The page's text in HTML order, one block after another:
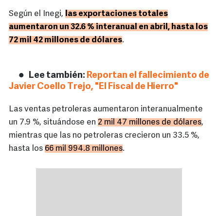
Según el Inegi, las exportaciones totales
aumentaron un 32.6 % interanual en abril, hasta los
72 mil 42 millones de dólares.
Lee también: Reportan el fallecimiento de
Javier Coello Trejo, "El Fiscal de Hierro"
Las ventas petroleras aumentaron interanualmente
un 7.9 %, situándose en 2 mil 47 millones de dólares,
mientras que las no petroleras crecieron un 33.5 %,
hasta los 66 mil 994.8 millones.